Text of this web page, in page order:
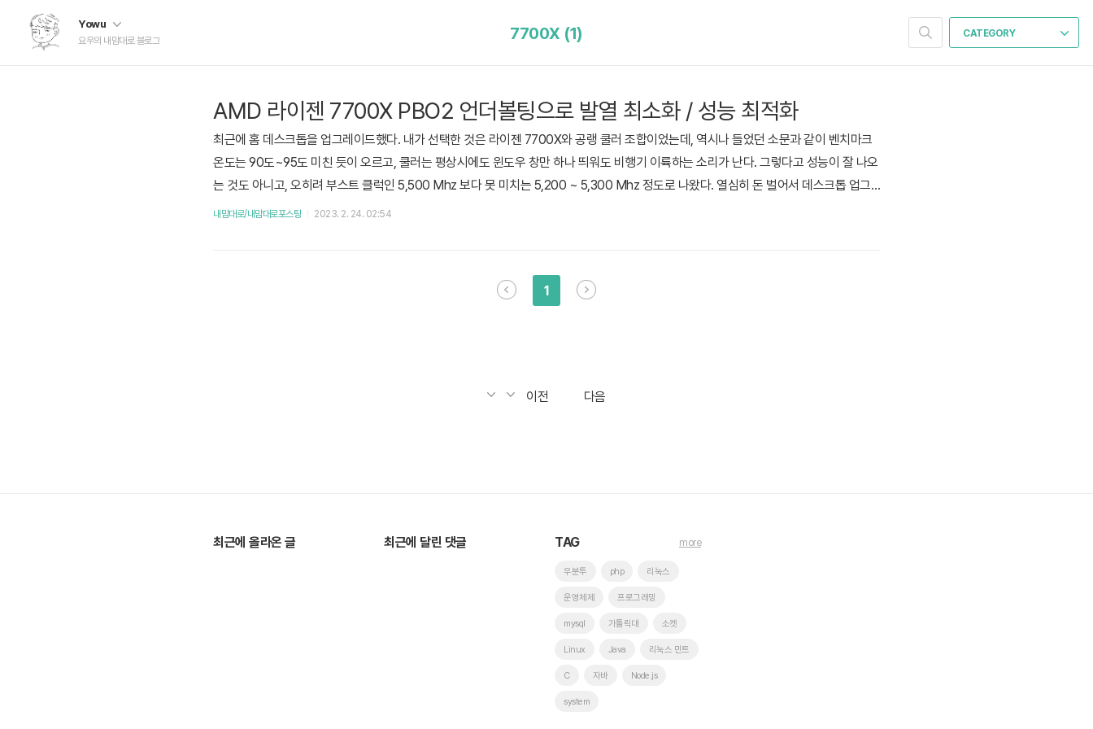
Yowu
요우의 내맘대로 블로그
CATEGORY
7700X (1)
AMD 라이젠 7700X PBO2 언더볼팅으로 발열 최소화 / 성능 최적화
최근에 홈 데스크톱을 업그레이드했다. 내가 선택한 것은 라이젠 7700X와 공랭 쿨러 조합이었는데, 역시나 들었던 소문과 같이 벤치마크
온도는 90도~95도 미친 듯이 오르고, 쿨러는 평상시에도 윈도우 창만 하나 띄워도 비행기 이륙하는 소리가 난다. 그렇다고 성능이 잘 나오
는 것도 아니고, 오히려 부스트 클럭인 5,500 Mhz 보다 못 미치는 5,200 ~ 5,300 Mhz 정도로 나왔다. 열심히 돈 벌어서 데스크톱 업그
레이드 했는데 제대로 못써먹으면 너무 억울하다. 그래서 발열과 성능을 잡기 위해 몇 가지 테스트를 진행했었고, 가장 효과적이었던 방법
내맘대로/내맘대로포스팅 2023. 2. 24. 02:54
1
이전 다음
최근에 올라온 글 최근에 달린 댓글 TAG
우분투 php 리눅스
운영체제 프로그래밍
mysql 가톨릭대 소켓
Linux Java 리눅스 민트
C 자바 Node.js
system
more